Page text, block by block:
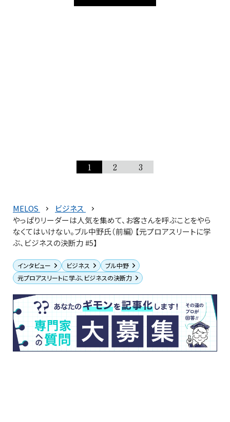
1 2 3
MELOS
ビジネス
やっぱりリーダーは人気を集めて、お客さんを呼ぶことをやら
なくてはいけない。ブル中野氏（前編）【元プロアスリートに学
ぶ、ビジネスの決断力 #5】
インタビュー ビジネス
ブル中野
元プロアスリートに学ぶ、ビジネスの決断力